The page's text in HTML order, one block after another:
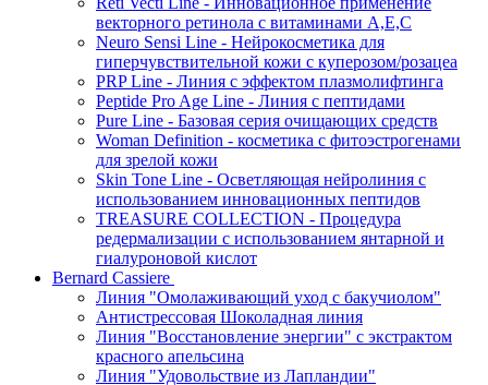
векторного ретинола с витаминами A,Е,С
Neuro Sensi Line - Нейрокосметика для
гиперчувствительной кожи с куперозом/розацеа
PRP Line - Линия с эффектом плазмолифтинга
Peptide Pro Age Line - Линия с пептидами
Pure Line - Базовая серия очищающих средств
Woman Definition - косметика с фитоэстрогенами
для зрелой кожи
Skin Tone Line - Осветляющая нейролиния с
использованием инновационных пептидов
TREASURE COLLECTION - Процедура
редермализации с использованием янтарной и
гиалуроновой кислот
Bernard Cassiere
Линия "Омолаживающий уход с бакучиолом"
Антистрессовая Шоколадная линия
Линия "Восстановление энергии" с экстрактом
красного апельсина
Линия "Удовольствие из Лапландии"